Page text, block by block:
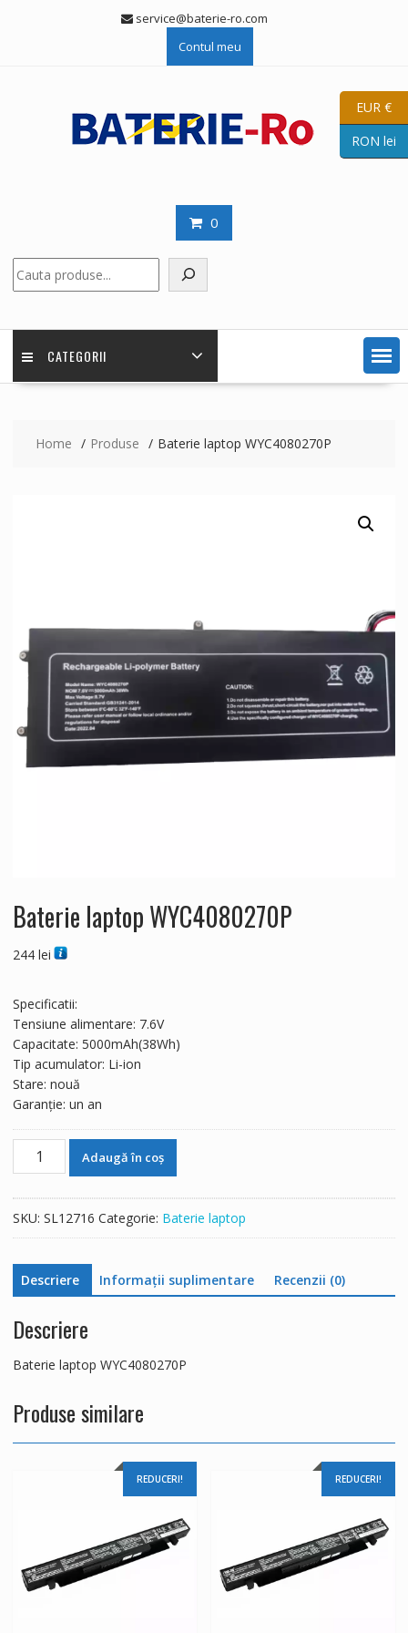
service@baterie-ro.com
Contul meu
0
CATEGORII
Home Produse Baterie laptop WYC4080270P
Baterie laptop WYC4080270P
244 lei
Specificatii:
Tensiune alimentare: 7.6V
Capacitate: 5000mAh(38Wh)
Tip acumulator: Li-ion
Stare: nouă
Garanție: un an
Cantitate
Baterie
Adaugă în coș
SKU: SL12716 Categorie: Baterie laptop
Descriere Informații suplimentare Recenzii (0)
Descriere
Baterie laptop WYC4080270P
Produse similare
REDUCERI! REDUCERI!
EUR €
RON lei